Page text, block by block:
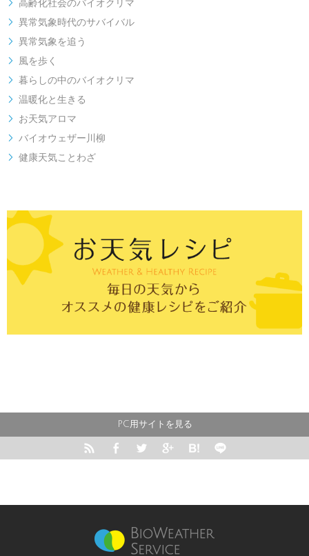
 高齢化社会のバイオクリマ
 異常気象時代のサバイバル
 異常気象を追う
 風を歩く
 暮らしの中のバイオクリマ
 温暖化と生きる
 お天気アロマ
 バイオウェザー川柳
 健康天気ことわざ
PC用サイトを見る
     